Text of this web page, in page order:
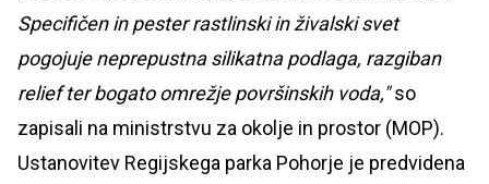
Specifičen in pester rastlinski in živalski svet
pogojuje neprepustna silikatna podlaga, razgiban
relief ter bogato omrežje površinskih voda,"so
zapisali na ministrstvu za okolje in prostor (MOP).
Ustanovitev Regijskega parka Pohorje je predvidena